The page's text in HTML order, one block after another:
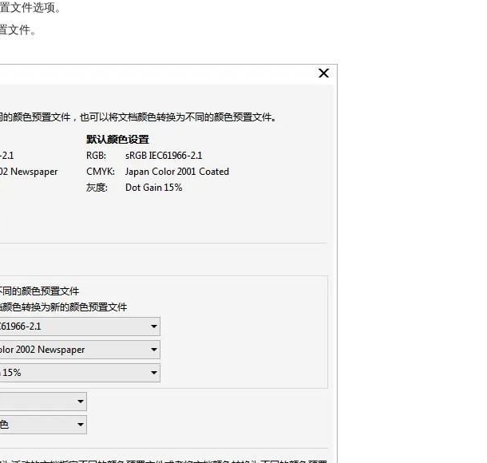
文件选项。
文件。